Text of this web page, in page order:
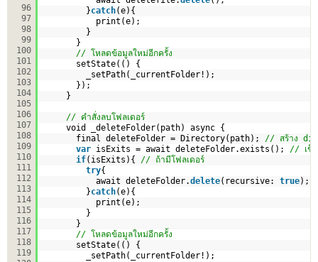
96
97
98
99
100
101
102
103
104
105
106
107
108
109
110
111
112
113
114
115
116
117
118
119
}catch(e){
print(e);
}
}
// โหลดข้อมูลใหม่อีกครั้ง
setState(() {
_setPath(_currentFolder!);
});
}
// คำสั่งลบโฟลเดอร์
void _deleteFolder(path) async {
final deleteFolder = Directory(path); // สร้าง
var isExits = await deleteFolder.exists(); // เช็ค
if(isExits){ // ถ้ามีโฟลเดอร์
try{
await deleteFolder.delete(recursive: true);
}catch(e){
print(e);
}
}
// โหลดข้อมูลใหม่อีกครั้ง
setState(() {
_setPath(_currentFolder!);